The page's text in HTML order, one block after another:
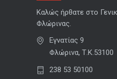
Καλώς ήρθατε στο
Φλώρινας.
Εγνατίας 9
Φλώρινα, Τ.Κ.53100
238 53 50100